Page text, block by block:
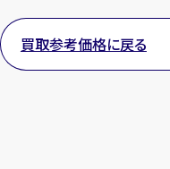
買取参考価格に戻る